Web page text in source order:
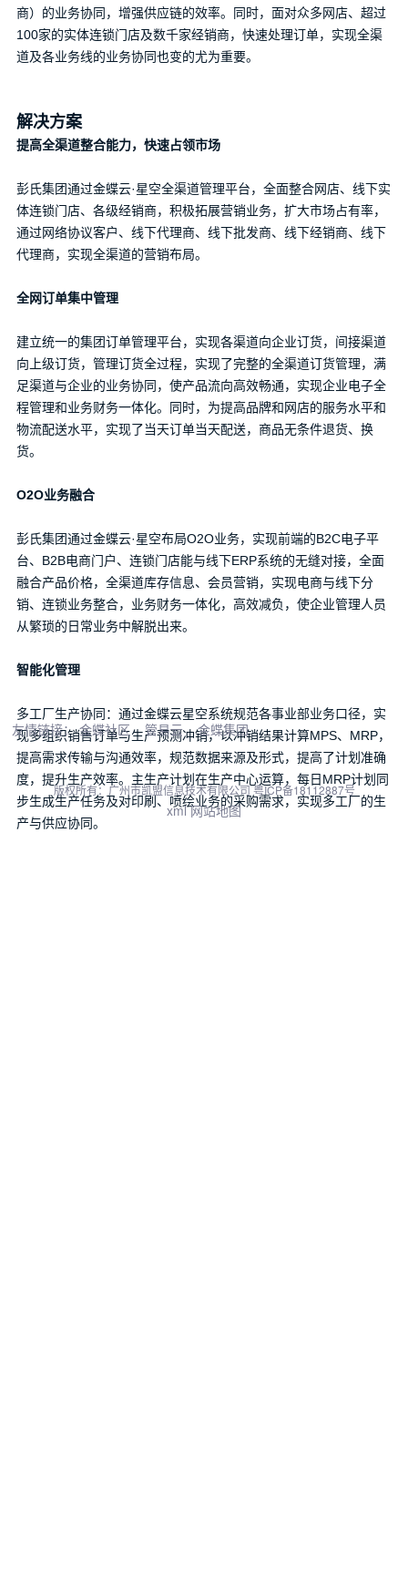
商）的业务协同，增强供应链的效率。同时，面对众多网店、超过
100家的实体连锁门店及数千家经销商，快速处理订单，实现全渠
道及各业务线的业务协同也变的尤为重要。
解决方案
提高全渠道整合能力，快速占领市场
彭氏集团通过金蝶云·星空全渠道管理平台，全面整合网店、线下实
体连锁门店、各级经销商，积极拓展营销业务，扩大市场占有率，
通过网络协议客户、线下代理商、线下批发商、线下经销商、线下
代理商，实现全渠道的营销布局。
全网订单集中管理
建立统一的集团订单管理平台，实现各渠道向企业订货，间接渠道
向上级订货，管理订货全过程，实现了完整的全渠道订货管理，满
足渠道与企业的业务协同，使产品流向高效畅通，实现企业电子全
程管理和业务财务一体化。同时，为提高品牌和网店的服务水平和
物流配送水平，实现了当天订单当天配送，商品无条件退货、换
货。
O2O业务融合
彭氏集团通过金蝶云·星空布局O2O业务，实现前端的B2C电子平
台、B2B电商门户、连锁门店能与线下ERP系统的无缝对接，全面
融合产品价格，全渠道库存信息、会员营销，实现电商与线下分
销、连锁业务整合，业务财务一体化，高效减负，使企业管理人员
从繁琐的日常业务中解脱出来。
智能化管理
多工厂生产协同：通过金蝶云星空系统规范各事业部业务口径，实
现多组织销售订单与生产预测冲销，以冲销结果计算MPS、MRP，
提高需求传输与沟通效率，规范数据来源及形式，提高了计划准确
度，提升生产效率。主生产计划在生产中心运算，每日MRP计划同
步生成生产任务及对印刷、喷绘业务的采购需求，实现多工厂的生
产与供应协同。
项目咨询
价格咨询 联系我们
咨询热线：020-8558 8155
友情链接： 金蝶社区 管易云 金蝶集团
版权所有：广州市凯盟信息技术有限公司粤ICP备18112887号
xml 网站地图